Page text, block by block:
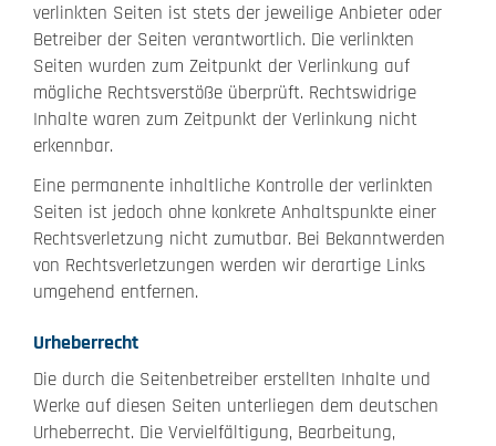
verlinkten Seiten ist stets der jeweilige Anbieter oder
Betreiber der Seiten verantwortlich. Die verlinkten
Seiten wurden zum Zeitpunkt der Verlinkung auf
mögliche Rechtsverstöße überprüft. Rechtswidrige
Inhalte waren zum Zeitpunkt der Verlinkung nicht
erkennbar.
Eine permanente inhaltliche Kontrolle der verlinkten
Seiten ist jedoch ohne konkrete Anhaltspunkte einer
Rechtsverletzung nicht zumutbar. Bei Bekanntwerden
von Rechtsverletzungen werden wir derartige Links
umgehend entfernen.
Urheberrecht
Die durch die Seitenbetreiber erstellten Inhalte und
Werke auf diesen Seiten unterliegen dem deutschen
Urheberrecht. Die Vervielfältigung, Bearbeitung,